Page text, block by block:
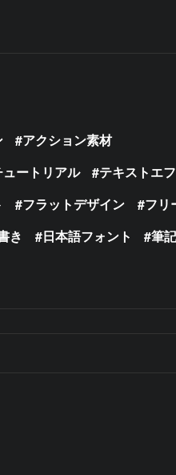
アクション素材
ュートリアル
テキストエ
フラットデザイン
フリ
き 日本語フォント 筆